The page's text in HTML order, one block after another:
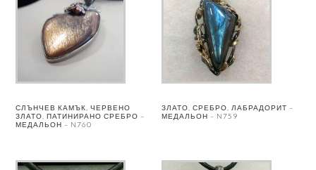
СЛЪНЧЕВ КАМЪК, ЧЕРВЕНО
ЗЛАТО, ПАТИНИРАНО СРЕБРО –
МЕДАЛЬОН – N760
ЗЛАТО, СРЕБРО, ЛАБРАДОРИТ –
МЕДАЛЬОН – N759